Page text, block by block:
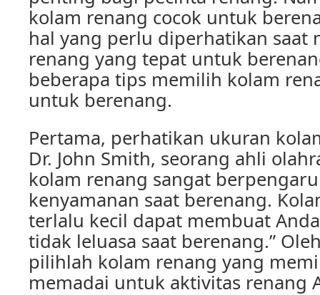
kolam renang cocok untuk
hal yang perlu diperhatikan saat
renang yang tepat untuk
beberapa tips memilih kolam
untuk berenang.
Pertama, perhatikan ukuran
Dr. John Smith, seorang ahli
kolam renang sangat
kenyamanan saat berenang.
terlalu kecil dapat membuat
tidak leluasa saat berenang.”
pilihlah kolam renang yang
memadai untuk aktivitas renang